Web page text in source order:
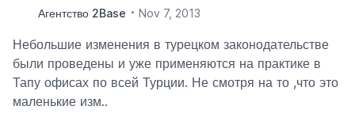
Агентство 2Base Nov 7, 2013
Небольшие изменения в турецком законодательстве
были проведены и уже применяются на практике в
Тапу офисах по всей Турции. Не смотря на то ,что это
маленькие изм..